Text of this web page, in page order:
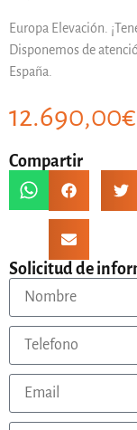
Europa Elevación.
Disponemos de
España.
12.690,00€
Compartir
Solicitud de